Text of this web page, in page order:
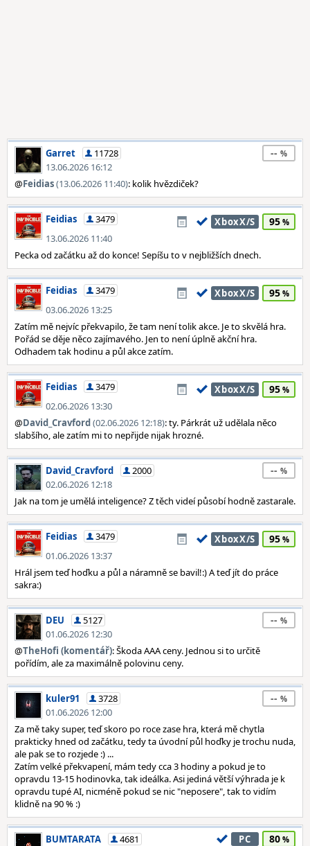
Garret
11728
13.06.2026 16:12
--
@Feidias(13.06.2026 11:40): kolik hvězdiček?
Feidias
3479
13.06.2026 11:40
XboxX/S 95
Pecka od začátku až do konce! Sepíšu to v nejbližších dnech.
Feidias
3479
03.06.2026 13:25
XboxX/S 95
Zatím mě nejvíc překvapilo, že tam není tolik akce. Je to skvělá hra.
Pořád se děje něco zajímavého. Jen to není úplně akční hra.
Odhadem tak hodinu a půl akce zatím.
Feidias
3479
02.06.2026 13:30
XboxX/S 95
@David_Cravford(02.06.2026 12:18): ty. Párkrát už udělala něco
slabšího, ale zatím mi to nepřijde nijak hrozné.
David_Cravford
2000
02.06.2026 12:18
--
Jak na tom je umělá inteligence? Z těch videí působí hodně zastarale.
Feidias
3479
01.06.2026 13:37
XboxX/S 95
Hrál jsem teď hoďku a půl a náramně se bavil!:) A teď jít do práce
sakra:)
DEU
5127
01.06.2026 12:30
--
@TheHofi (komentář): Škoda AAA ceny. Jednou si to určitě
pořídím, ale za maximálně polovinu ceny.
kuler91
3728
01.06.2026 12:00
--
Za mě taky super, teď skoro po roce zase hra, která mě chytla
prakticky hned od začátku, tedy ta úvodní půl hoďky je trochu nuda,
ale pak se to rozjede :) ...
Zatím velké překvapení, mám tedy cca 3 hodiny a pokud je to
opravdu 13-15 hodinovka, tak ideálka. Asi jediná větší výhrada je k
opravdu tupé AI, nicméně pokud se nic "neposere", tak to vidím
klidně na 90 % :)
BUMTARATA
4681
PC 80